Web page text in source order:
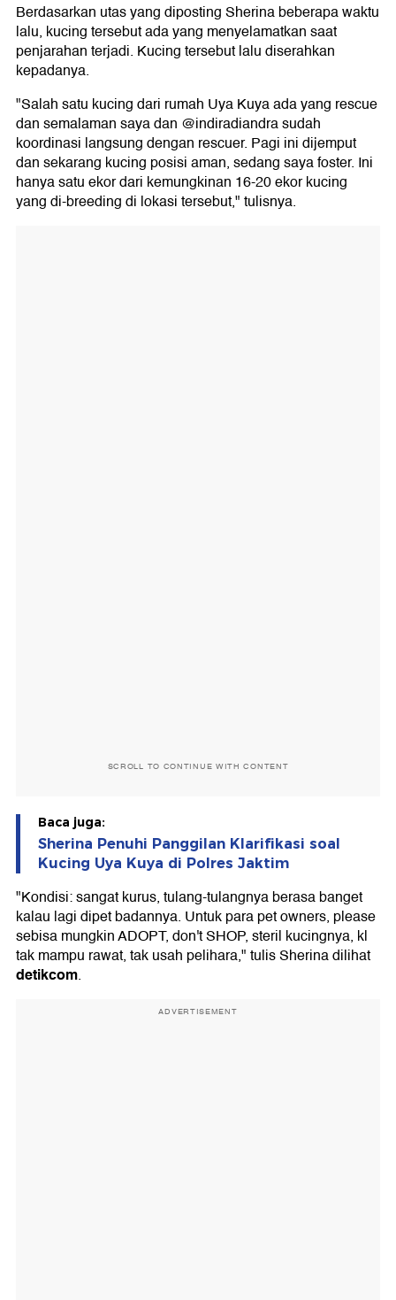
Berdasarkan utas yang diposting Sherina beberapa waktu
lalu, kucing tersebut ada yang menyelamatkan saat
penjarahan terjadi. Kucing tersebut lalu diserahkan
kepadanya.
"Salah satu kucing dari rumah Uya Kuya ada yang rescue
dan semalaman saya dan @indiradiandra sudah
koordinasi langsung dengan rescuer. Pagi ini dijemput
dan sekarang kucing posisi aman, sedang saya foster. Ini
hanya satu ekor dari kemungkinan 16-20 ekor kucing
yang di-breeding di lokasi tersebut," tulisnya.
SCROLL TO CONTINUE WITH CONTENT
Baca juga:
Sherina Penuhi Panggilan Klarifikasi soal
Kucing Uya Kuya di Polres Jaktim
"Kondisi: sangat kurus, tulang-tulangnya berasa banget
kalau lagi dipet badannya. Untuk para pet owners, please
sebisa mungkin ADOPT, don't SHOP, steril kucingnya, kl
tak mampu rawat, tak usah pelihara," tulis Sherina dilihat
detikcom.
ADVERTISEMENT